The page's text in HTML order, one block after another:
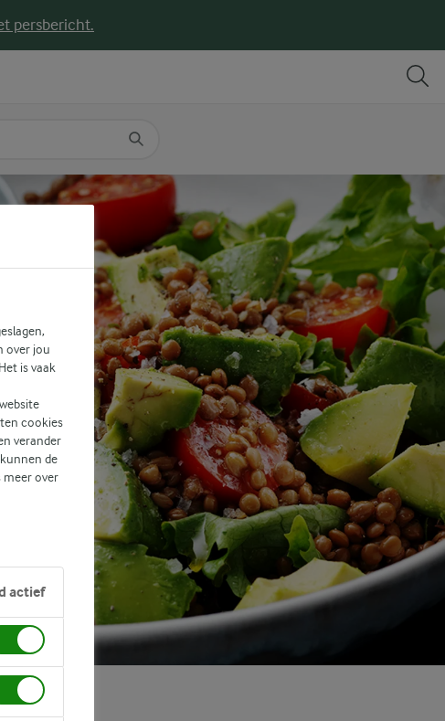
persbericht.
over jou
is vaak
cookies
verander
de
meer over
actief